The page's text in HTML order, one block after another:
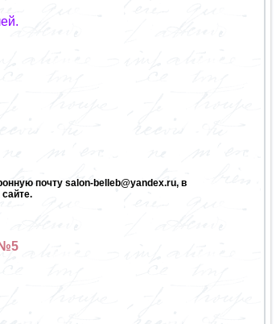
почту salon-belleb@yandex.ru, в
№5